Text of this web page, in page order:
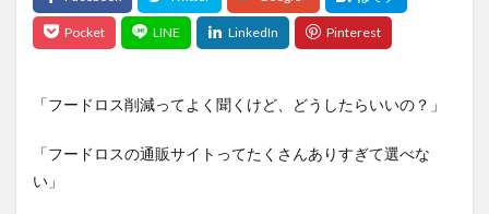
「フードロス削減ってよく聞くけど、どうしたらいいの？」
「フードロスの通販サイトってたくさんありすぎて選べな
い」